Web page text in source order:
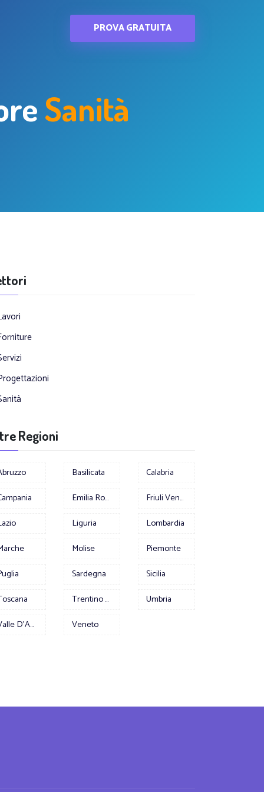
PROVA GRATUITA
Sanità
Regioni
Basilicata
Calabria
Emilia Romagna
Friuli Venezia Giulia
Liguria
Lombardia
Molise
Piemonte
Sardegna
Sicilia
Trentino Alto Adige
Umbria
Valle D'Aosta
Veneto